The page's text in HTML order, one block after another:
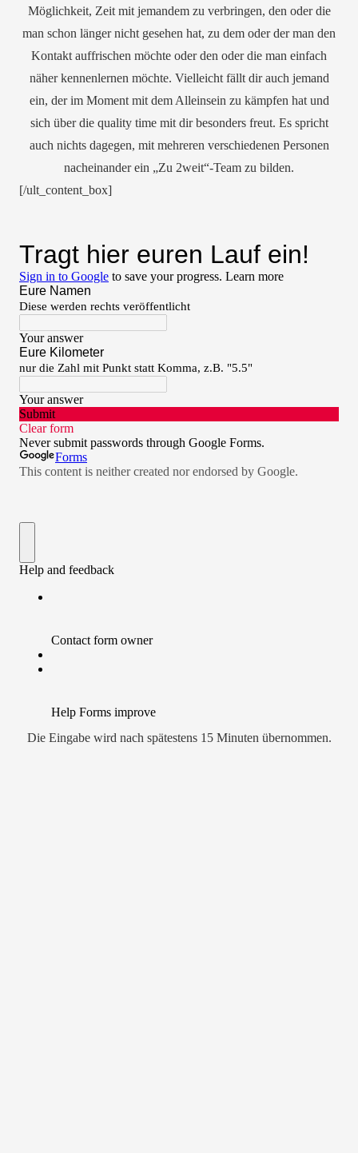
Möglichkeit, Zeit mit jemandem zu verbringen, den oder die
man schon länger nicht gesehen hat, zu dem oder der man den
Kontakt auffrischen möchte oder den oder die man einfach
näher kennenlernen möchte. Vielleicht fällt dir auch jemand
ein, der im Moment mit dem Alleinsein zu kämpfen hat und
sich über die quality time mit dir besonders freut. Es spricht
auch nichts dagegen, mit mehreren verschiedenen Personen
nacheinander ein „Zu 2weit“-Team zu bilden.
[/ult_content_box]
Die Eingabe wird nach spätestens 15 Minuten übernommen.